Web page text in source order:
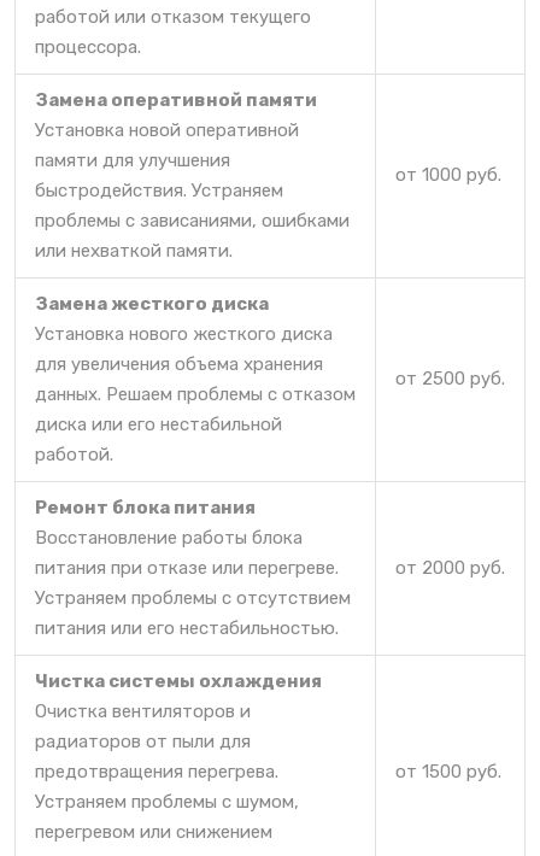
работой или отказом текущего
процессора.
Замена оперативной памяти
Установка новой оперативной
памяти для улучшения
быстродействия. Устраняем
проблемы с зависаниями, ошибками
или нехваткой памяти.
от 1000 руб.
Замена жесткого диска
Установка нового жесткого диска
для увеличения объема хранения
данных. Решаем проблемы с отказом
диска или его нестабильной
работой.
от 2500 руб.
Ремонт блока питания
Восстановление работы блока
питания при отказе или перегреве.
Устраняем проблемы с отсутствием
питания или его нестабильностью.
от 2000 руб.
Чистка системы охлаждения
Очистка вентиляторов и
радиаторов от пыли для
предотвращения перегрева.
Устраняем проблемы с шумом,
перегревом или снижением
от 1500 руб.